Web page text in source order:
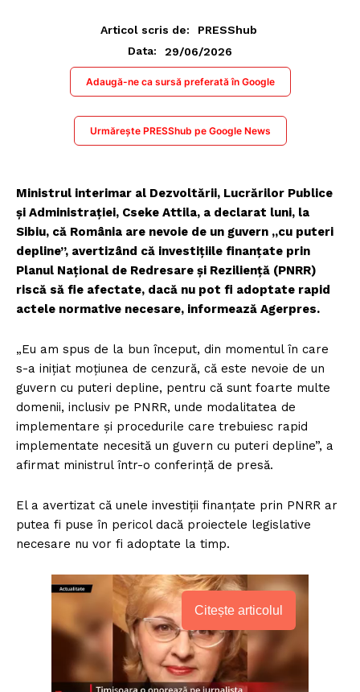
Articol scris de:
PRESShub
Data:
29/06/2026
Adaugă-ne ca sursă preferată în Google
Urmărește PRESShub pe Google News
Ministrul interimar al Dezvoltării, Lucrărilor Publice
şi Administraţiei, Cseke Attila, a declarat luni, la
Sibiu, că România are nevoie de un guvern „cu puteri
depline”, avertizând că investiţiile finanţate prin
Planul Naţional de Redresare şi Rezilienţă (PNRR)
riscă să fie afectate, dacă nu pot fi adoptate rapid
actele normative necesare, informează Agerpres.
„Eu am spus de la bun început, din momentul în care
s-a iniţiat moţiunea de cenzură, că este nevoie de un
guvern cu puteri depline, pentru că sunt foarte multe
domenii, inclusiv pe PNRR, unde modalitatea de
implementare şi procedurile care trebuiesc rapid
implementate necesită un guvern cu puteri depline”, a
afirmat ministrul într-o conferinţă de presă.
El a avertizat că unele investiţii finanţate prin PNRR ar
putea fi puse în pericol dacă proiectele legislative
necesare nu vor fi adoptate la timp.
Citește articolul